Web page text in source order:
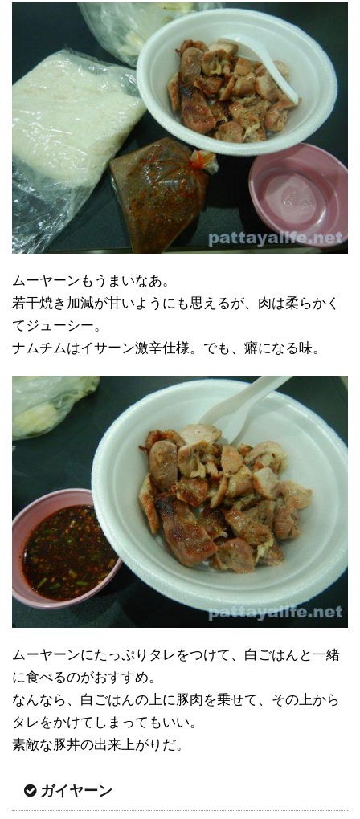
ムーヤーンもうまいなあ。
若干焼き加減が甘いようにも思えるが、肉は柔らかく
てジューシー。
ナムチムはイサーン激辛仕様。でも、癖になる味。
ムーヤーンにたっぷりタレをつけて、白ごはんと一緒
に食べるのがおすすめ。
なんなら、白ごはんの上に豚肉を乗せて、その上から
タレをかけてしまってもいい。
素敵な豚丼の出来上がりだ。
ガイヤーン